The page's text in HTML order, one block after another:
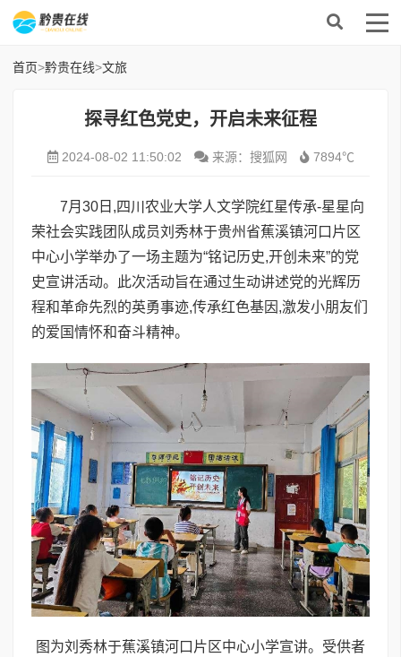
首页>黔贵在线>文旅
探寻红色党史，开启未来征程
2024-08-02 11:50:02 来源：搜狐网 7894℃
7月30日,四川农业大学人文学院红星传承-星星向
荣社会实践团队成员刘秀林于贵州省蕉溪镇河口片区
中心小学举办了一场主题为“铭记历史,开创未来”的党
史宣讲活动。此次活动旨在通过生动讲述党的光辉历
程和革命先烈的英勇事迹,传承红色基因,激发小朋友们
的爱国情怀和奋斗精神。
图为刘秀林于蕉溪镇河口片区中心小学宣讲。受供者